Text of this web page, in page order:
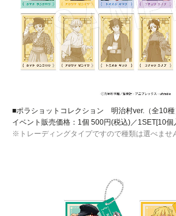
■ポラショットコレクション 明治村ver.（全10種
イベント販売価格：1個 500円(税込)／1SET[10
※トレーディングタイプですので種類は選べませ